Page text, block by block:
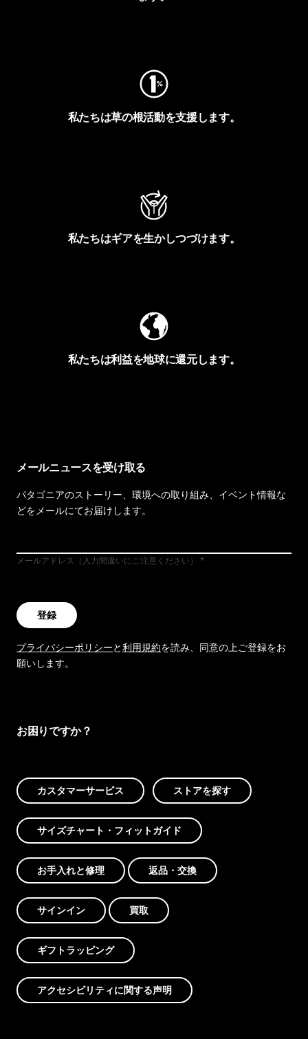
私たちは草の根活動を支援します。
私たちはギアを生かしつづけます。
私たちは利益を地球に還元します。
メールニュースを受け取る
パタゴニアのストーリー、環境への取り組み、イベント情報な
どをメールにてお届けします。
メールアドレス（入力間違いにご注意ください）
登録
プライバシーポリシーと利用規約を読み、同意の上ご登録をお
願いします。
お困りですか？
カスタマーサービス ストアを探す
サイズチャート・フィットガイド
お手入れと修理 返品・交換
サインイン 買取
ギフトラッピング
アクセシビリティに関する声明